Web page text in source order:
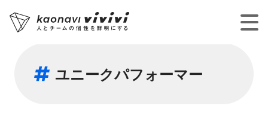
ユニークパフォーマー